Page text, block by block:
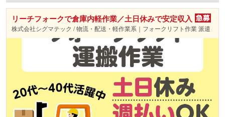
リーチフォークで倉庫内軽作業／土日休みで安定収入
株式会社シグマテック / 物流・配送・軽作業系｜フォークリフト作業 派遣